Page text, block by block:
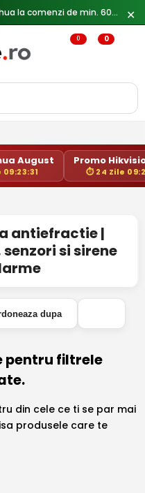
🎁 Câștigă săptămânal o cameră Dahua la comenzi de min. 600 lei — ✕
0 0
August Promo
⏱ 24 Zile
antiefractie |
si sirene
dupa
pentru filtrele
din cele ce ti se par mai
produsele care te